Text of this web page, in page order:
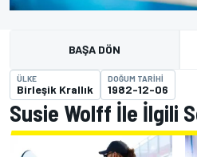
BAŞA DÖN
ÜLKE
Birleşik Krallık
DOĞUM TARIHI
1982-12-06
Susie Wolff İle İlgili